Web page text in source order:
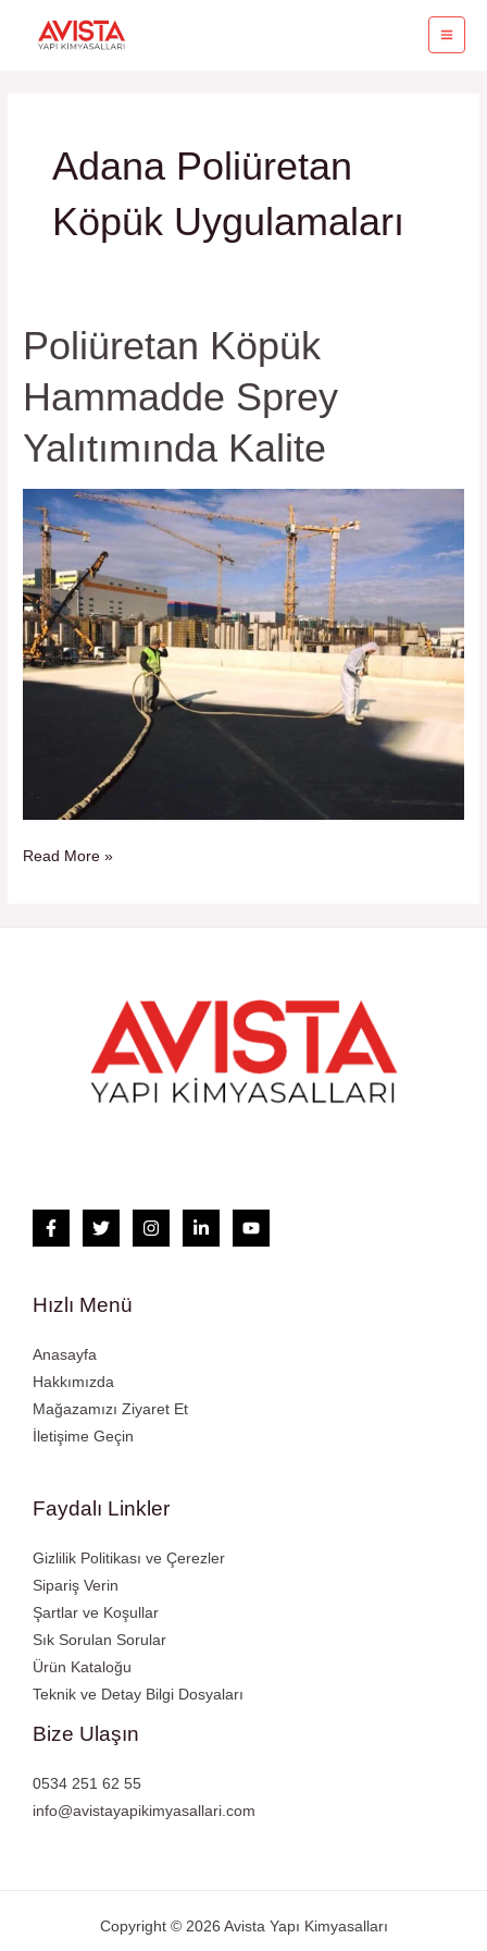
Adana Poliüretan
Köpük Uygulamaları
Poliüretan Köpük
Hammadde Sprey
Yalıtımında Kalite
Poliüretan
Köpük
Hammadde
Sprey
Yalıtımında
Read More »
Hızlı Menü
Anasayfa
Hakkımızda
Mağazamızı Ziyaret Et
İletişime Geçin
Faydalı Linkler
Gizlilik Politikası ve Çerezler
Sipariş Verin
Şartlar ve Koşullar
Sık Sorulan Sorular
Ürün Kataloğu
Teknik ve Detay Bilgi Dosyaları
Bize Ulaşın
0534 251 62 55
info@avistayapikimyasallari.com
Copyright © 2026 Avista Yapı Kimyasalları